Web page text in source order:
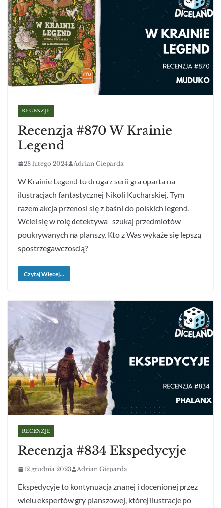
RECENZJE
Recenzja #870 W Krainie
Legend
28 lutego 2024 Adrian Gieparda
W Krainie Legend to druga z serii gra oparta na
ilustracjach fantastycznej Nikoli Kucharskiej. Tym
razem akcja przenosi się z baśni do polskich legend.
Wciel się w rolę detektywa i szukaj przedmiotów
poukrywanych na planszy. Kto z Was wykaże się lepszą
spostrzegawczością?
Czytaj Więcej...
RECENZJE
Recenzja #834 Ekspedycyje
12 grudnia 2023 Adrian Gieparda
Ekspedycyje to kontynuacja znanej i docenionej przez
wielu ekspertów gry planszowej, której ilustracje po